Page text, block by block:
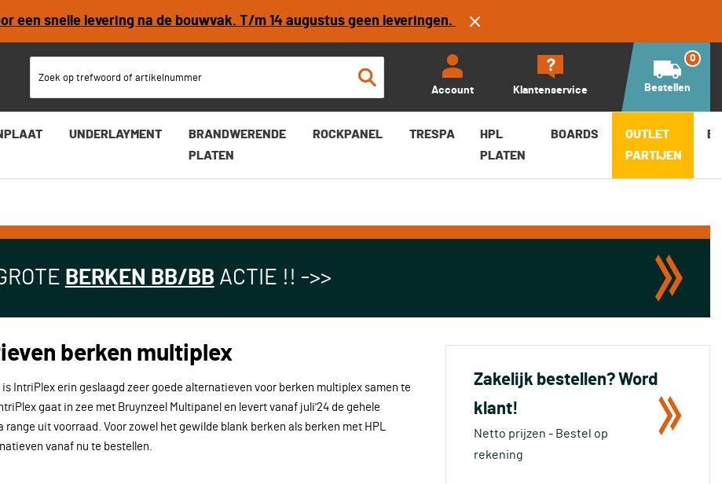
een snelle levering na de bouwvak. T/m 14 augustus geen leveringen.
Account Klantenservice Bestellen
0
UNDERLAYMENT
BRANDWERENDE
PLATEN
ROCKPANEL TRESPA
HPL
PLATEN
BOARDS
OUTLET
PARTIJEN
BERKEN BB/BB ACTIE !! ->>
berken multiplex
is IntriPlex erin geslaagd zeer goede alternatieven voor berken multiplex samen te
gaat in zee met Bruynzeel Multipanel en levert vanaf juli'24 de gehele
range uit voorraad. Voor zowel het gewilde blank berken als berken met HPL
vanaf nu te bestellen.
Zakelijk bestellen? Word
klant!
Netto prijzen - Bestel op
rekening